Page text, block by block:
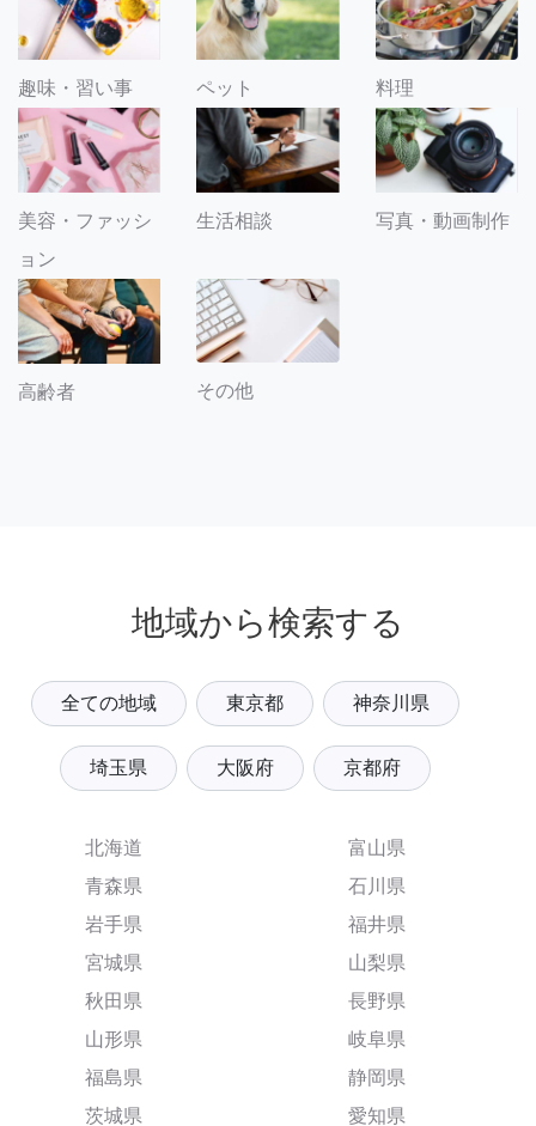
趣味・習い事 ペット 料理
美容・ファッシ
ョン
生活相談 写真・動画制作
高齢者 その他
地域から検索する
全ての地域 東京都 神奈川県
埼玉県 大阪府 京都府
北海道
青森県
岩手県
宮城県
秋田県
山形県
福島県
茨城県
富山県
石川県
福井県
山梨県
長野県
岐阜県
静岡県
愛知県